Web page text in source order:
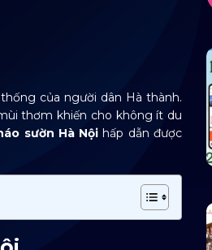
của người dân Hà thành.
thơm khiến cho không ít du
sườn Hà Nội hấp dẫn được